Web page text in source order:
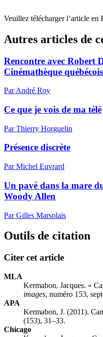
Veuillez télécharger l’article en
Autres articles de
Rencontre avec Robert
Cinémathèque
Par André Roy
Ce que je vois de ma télé
Par Thierry Horguelin
Présence discrète
Par Michel Euvrard
Un pavé dans la mare
Woody Allen
Par Gilles Marsolais
Outils de citation
Citer cet article
MLA
Kermabon, Jacques. «
images, numéro 153,
APA
Kermabon, J. (2011).
(153), 31–33.
Chicago